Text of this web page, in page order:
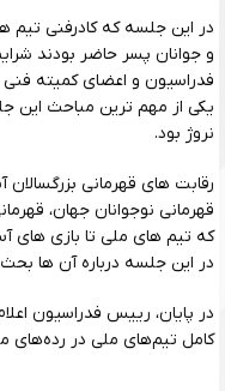
در این جلسه که کادرفنی تیم
و جوانان پسر حاضر بودند
فدراسیون و اعضای کمیته
یکی از مهم ترین مباحث این
نروژ بود.
رقابت های قهرمانی بزرگسالان
قهرمانی نوجوانان جهان،
که تیم های ملی تا بازی های
در این جلسه درباره آن ها
در پایان، رییس فدراسیون
کامل تیم‌های ملی در رده‌های